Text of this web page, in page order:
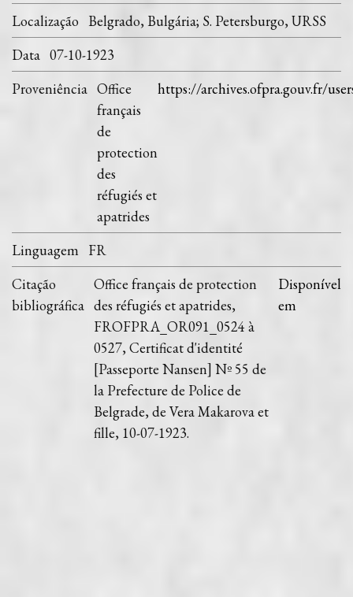
Localização
Belgrado, Bulgária; S. Petersburgo, URSS
Data 07-10-1923
Proveniência Office
français
de
protection
des
réfugiés et
apatrides
https://archives.ofpra.gouv.fr/
Linguagem
FR
Citação
bibliográfica
Office français de protection
des réfugiés et apatrides,
FROFPRA_OR091_0524 à
0527, Certificat d'identité
[Passeporte Nansen] Nº 55 de
la Prefecture de Police de
Belgrade, de Vera Makarova et
fille, 10-07-1923.
Disponível
em